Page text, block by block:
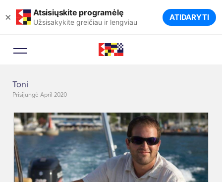
× Atsisiųskite programėlę
Užsisakykite greičiau ir lengviau ATIDARYTI
Toni
Prisijungė April 2020